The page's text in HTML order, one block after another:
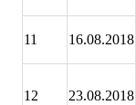
11 16.08.2018
12 23.08.2018